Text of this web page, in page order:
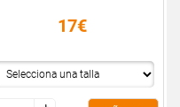
17€